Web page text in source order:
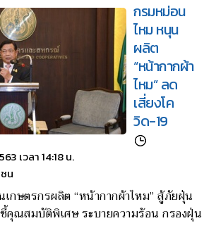
กรมหม่อน
ไหม หนุน
ผลิต
“หน้ากากผ้า
ไหม” ลด
เสี่ยงโค
วิด-19
เวลา 14:18 น.
น
กษตรกรผลิต “หน้ากากผ้าไหม” สู้ภัยฝุ่น
คุณสมบัติพิเศษ ระบายความร้อน กรองฝุ่น